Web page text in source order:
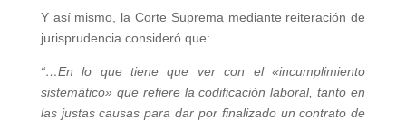
Y así mismo, la Corte Suprema mediante reiteración de
jurisprudencia consideró que:
“…En lo que tiene que ver con el «incumplimiento
sistemático» que refiere la codificación laboral, tanto en
las justas causas para dar por finalizado un contrato de